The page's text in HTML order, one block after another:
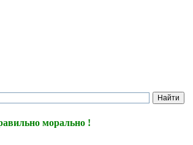
морально !